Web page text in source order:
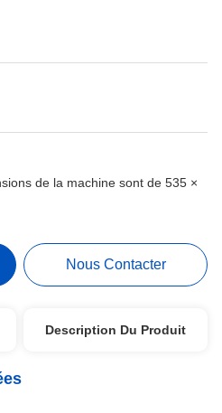
de la machine sont de 535 ×
Nous Contacter
Description Du Produit